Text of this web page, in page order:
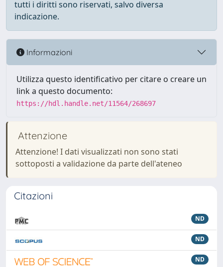
tutti i diritti sono riservati, salvo diversa
indicazione.
Informazioni
Utilizza questo identificativo per citare o creare un
link a questo documento:
https://hdl.handle.net/11564/268697
Attenzione
Attenzione! I dati visualizzati non sono stati
sottoposti a validazione da parte dell'ateneo
Citazioni
ND
ND
ND